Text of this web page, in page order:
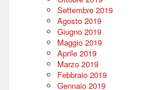
Settembre 2019
Agosto 2019
Giugno 2019
Maggio 2019
Aprile 2019
Marzo 2019
Febbraio 2019
Gennaio 2019